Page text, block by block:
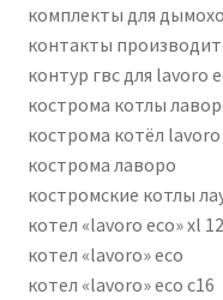
комплекты для
контакты
контур гвс для lavoro
кострома котлы
кострома котёл lavoro
кострома лаворо
костромские котлы
котел «lavoro eco» xl
котел «lavoro» eco
котел «lavoro» eco с16